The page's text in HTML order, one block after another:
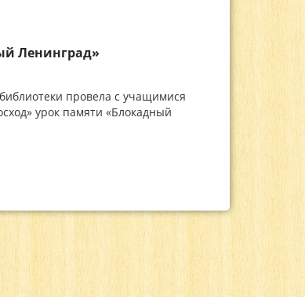
Ленинград»
провела с учащимися
урок памяти «Блокадный